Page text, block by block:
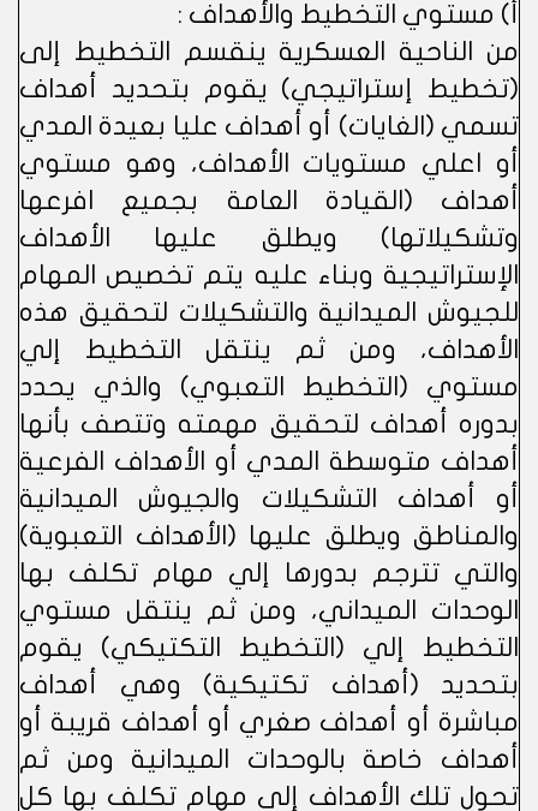
أ) مستوي التخطيط والأهداف :
من الناحية العسكرية ينقسم التخطيط إلى
(تخطيط إستراتيجي) يقوم بتحديد أهداف
تسمي (الغايات) أو أهداف عليا بعيدة المدي
أو اعلي مستويات الأهداف، وهو مستوي
أهداف (القيادة العامة بجميع افرعها
وتشكيلاتها) ويطلق عليها الأهداف
الإستراتيجية وبناء عليه يتم تخصيص المهام
للجيوش الميدانية والتشكيلات لتحقيق هذه
الأهداف، ومن ثم ينتقل التخطيط إلي
مستوي (التخطيط التعبوي) والذي يحدد
بدوره أهداف لتحقيق مهمته وتتصف بأنها
أهداف متوسطة المدي أو الأهداف الفرعية
أو أهداف التشكيلات والجيوش الميدانية
والمناطق ويطلق عليها (الأهداف التعبوية)
والتي تترجم بدورها إلي مهام تكلف بها
الوحدات الميداني، ومن ثم ينتقل مستوي
التخطيط إلي (التخطيط التكتيكي) يقوم
بتحديد (أهداف تكتيكية) وهي أهداف
مباشرة أو أهداف صغري أو أهداف قريبة أو
أهداف خاصة بالوحدات الميدانية ومن ثم
تحول تلك الأهداف إلي مهام تكلف بها كل